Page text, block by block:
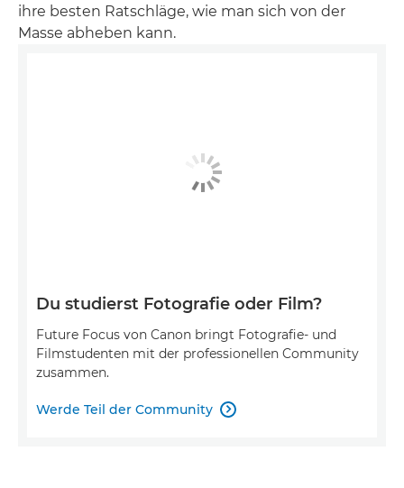
ihre besten Ratschläge, wie man sich von der
Masse abheben kann.
Du studierst Fotografie oder Film?
Future Focus von Canon bringt Fotografie- und
Filmstudenten mit der professionellen Community
zusammen.
Werde Teil der Community 